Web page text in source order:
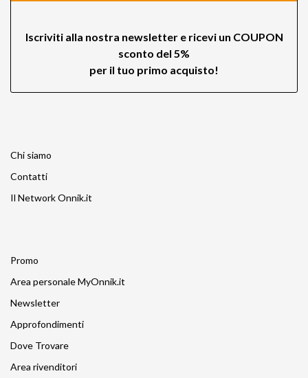
Iscriviti alla nostra newsletter e ricevi un COUPON
sconto del 5%
per il tuo primo acquisto!
Chi siamo
Contatti
Il Network Onnik.it
Promo
Area personale MyOnnik.it
Newsletter
Approfondimenti
Dove Trovare
Area rivenditori